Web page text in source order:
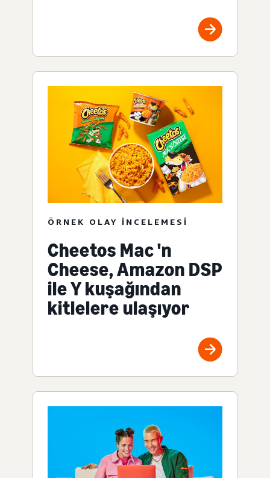
ÖRNEK OLAY INCELEMESI
Cheetos Mac 'n
Cheese, Amazon DSP
ile Y kuşağından
kitlelere ulaşıyor